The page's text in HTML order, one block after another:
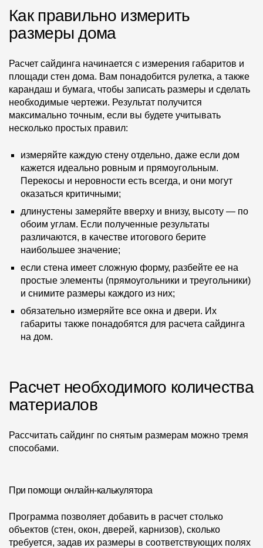
Статьи
Сервисы
Конструктор
Калькулятор
Цены
Компания
О компании
Контакты
Контроль качества кровли
Награды
Отправка рекламации
Предложения по сотрудничеству
Отзывы
Где купить?
Контакты
Как правильно измерить
размеры дома
Расчет сайдинга начинается с измерения габаритов и
площади стен дома. Вам понадобится рулетка, а также
карандаш и бумага, чтобы записать размеры и сделать
необходимые чертежи. Результат получится
максимально точным, если вы будете учитывать
несколько простых правил:
измеряйте каждую стену отдельно, даже если дом
кажется идеально ровным и прямоугольным.
Перекосы и неровности есть всегда, и они могут
оказаться критичными;
длинустены замеряйте вверху и внизу, высоту — по
обоим углам. Если полученные результаты
различаются, в качестве итогового берите
наибольшее значение;
если стена имеет сложную форму, разбейте ее на
простые элементы (прямоугольники и треугольники)
и снимите размеры каждого из них;
обязательно измеряйте все окна и двери. Их
габариты также понадобятся для расчета сайдинга
на дом.
Расчет необходимого количества
материалов
Рассчитать сайдинг по снятым размерам можно тремя
способами.
При помощи онлайн-калькулятора
Программа позволяет добавить в расчет столько
объектов (стен, окон, дверей, карнизов), сколько
требуется, задав их размеры в соответствующих полях